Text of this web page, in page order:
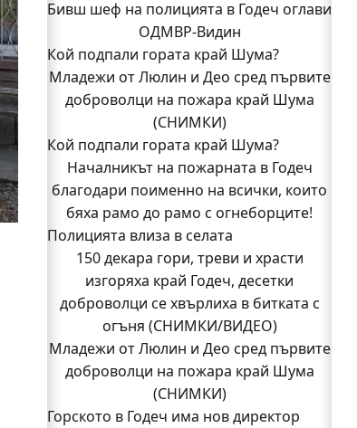
Бивш шеф на полицията в Годеч оглави
ОДМВР-Видин
Кой подпали гората край Шума?
Младежи от Люлин и Део сред първите
доброволци на пожара край Шума
(СНИМКИ)
Началникът на пожарната в Годеч
благодари поименно на всички, които
бяха рамо до рамо с огнеборците!
150 декара гори, треви и храсти
изгоряха край Годеч, десетки
доброволци се хвърлиха в битката с
огъня (СНИМКИ/ВИДЕО)
Полицията влиза в селата
Възможни са прекъсвания на тока утре
в части от община Годеч
Какво накара Яна и Станимир да
изберат Годеч пред живота в чужбина?
(ВИДЕО)
Кой подпали гората край Шума?
Началникът на пожарната в Годеч
благодари поименно на всички, които
бяха рамо до рамо с огнеборците!
Полицията влиза в селата
150 декара гори, треви и храсти
изгоряха край Годеч, десетки
доброволци се хвърлиха в битката с
огъня (СНИМКИ/ВИДЕО)
Младежи от Люлин и Део сред първите
доброволци на пожара край Шума
(СНИМКИ)
Горското в Годеч има нов директор